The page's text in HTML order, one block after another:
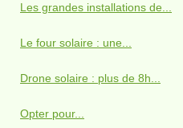
Les grandes installations de...
Le four solaire : une...
Drone solaire : plus de 8h...
Opter pour...